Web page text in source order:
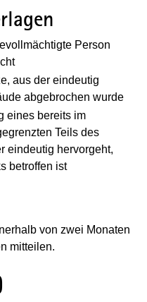
Person
aus der eindeutig
abgebrochen wurde
eines bereits im
Teils des
eindeutig hervorgeht,
betroffen ist
von zwei Monaten
mitteilen.